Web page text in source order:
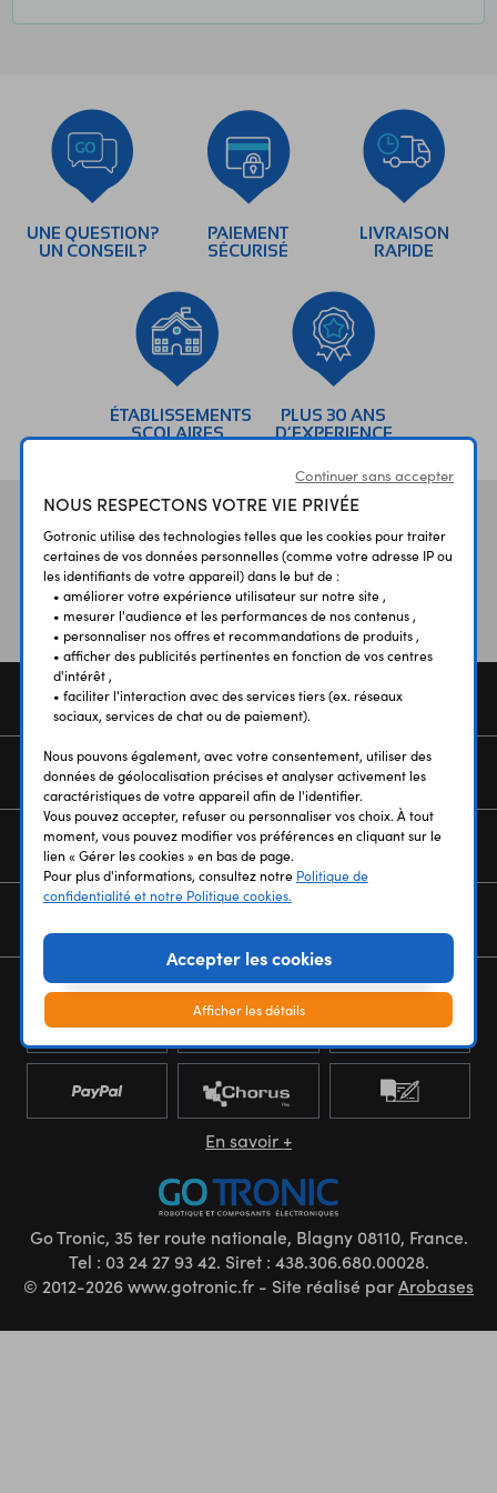
UNE QUESTION?
UN CONSEIL?
PAIEMENT
SÉCURISÉ
LIVRAISON
RAPIDE
ÉTABLISSEMENTS
SCOLAIRES
PLUS 30 ANS
D’EXPERIENCE
Vos aviset témoignages
COMMANDE
SERVICES
NOUS CONNAÎTRE
En savoir +
Go Tronic, 35 ter route nationale, Blagny 08110, France.
Tel : 03 24 27 93 42. Siret : 438.306.680.00028.
© 2012-2026 www.gotronic.fr - Site réalisé parArobases
Continuer sans accepter
NOUS RESPECTONS VOTRE VIE PRIVÉE
Gotronic utilise des technologies telles que les cookies pour traiter
certaines de vos données personnelles (comme votre adresse IP ou
les identifiants de votre appareil) dans le but de :
• améliorer votre expérience utilisateur sur notre site ,
• mesurer l'audience et les performances de nos contenus ,
• personnaliser nos offres et recommandations de produits ,
• afficher des publicités pertinentes en fonction de vos centres
d'intérêt ,
• faciliter l'interaction avec des services tiers (ex. réseaux
sociaux, services de chat ou de paiement).
Nous pouvons également, avec votre consentement, utiliser des
données de géolocalisation précises et analyser activement les
caractéristiques de votre appareil afin de l'identifier.
Vous pouvez accepter, refuser ou personnaliser vos choix. À tout
moment, vous pouvez modifier vos préférences en cliquant sur le
lien « Gérer les cookies » en bas de page.
Pour plus d'informations, consultez notre Politique de
confidentialité et notre Politique cookies.
Accepter les cookies
Afficher les détails